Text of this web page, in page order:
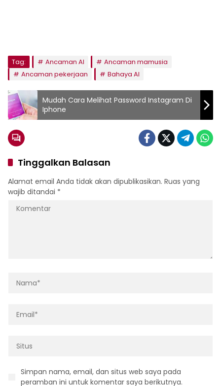
Tag: Ancaman AI
Ancaman mamusia
Ancaman pekerjaan
Bahaya AI
Mudah Cara Melihat Password Instagram Di
Iphone
Tinggalkan Balasan
Alamat email Anda tidak akan dipublikasikan. Ruas yang
wajib ditandai *
Simpan nama, email, dan situs web saya pada
peramban ini untuk komentar saya berikutnya.